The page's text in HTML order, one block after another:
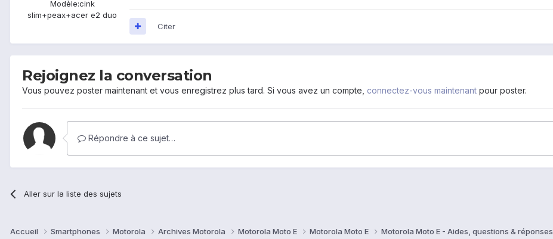
Modèle:cink
slim+peax+acer e2 duo
Citer
Rejoignez la conversation
Vous pouvez poster maintenant et vous enregistrez plus tard. Si vous avez un compte, connectez-vous maintenant pour poster.
Répondre à ce sujet…
Aller sur la liste des sujets
Accueil Smartphones Motorola Archives Motorola Motorola Moto E Motorola Moto E Motorola Moto E - Aides, questions & réponses